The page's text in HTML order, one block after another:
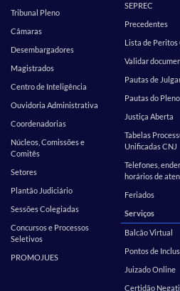
Tribunal Pleno
Câmaras
Desembargadores
Magistrados
Centro de Inteligência
Ouvidoria Administrativa
Coordenadorias
Núcleos, Comissões e
Comitês
Setores
Plantão Judiciário
Sessões Colegiadas
Concursos e Processos
Seletivos
PROMOJUES
SEPREC
Precedentes
Lista de
Validar
Pautas de
Pautas do Pleno
Justiça Aberta
Tabelas
Unificadas CNJ
Telefones,
horários de
Feriados
Serviços
Balcão Virtual
Pontos de
Juizado Online
Certidão